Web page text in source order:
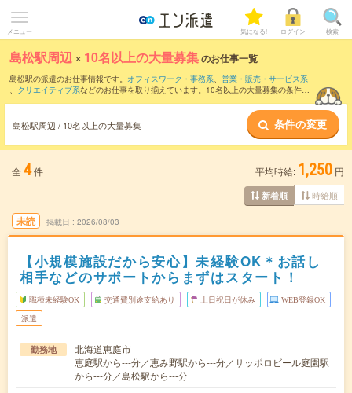
メニュー 気になる! ログイン 検索
島松駅周辺 × 10名以上の大量募集のお仕事一覧
島松駅の派遣のお仕事情報です。 オフィスワーク・事務系、 営業・販売・サービス系
、 クリエイティブ系などのお仕事を取り揃えています。10名以上の大量募集の条件の
島松駅周辺 / 10名以上の大量募集 条件の変更
全 4件 平均時給: 1,250 円
新着順 時給順
未読 掲載日 2026/08/03
【小規模施設だから安心】未経験OK＊お話し
相手などのサポートからまずはスタート！
職種未経験OK 交通費別途支給あり 土日祝日が休み WEB登録OK
派遣
勤務地
北海道恵庭市
恵庭駅から---分／恵み野駅から---分／サッポロビール庭園駅
から---分／島松駅から---分